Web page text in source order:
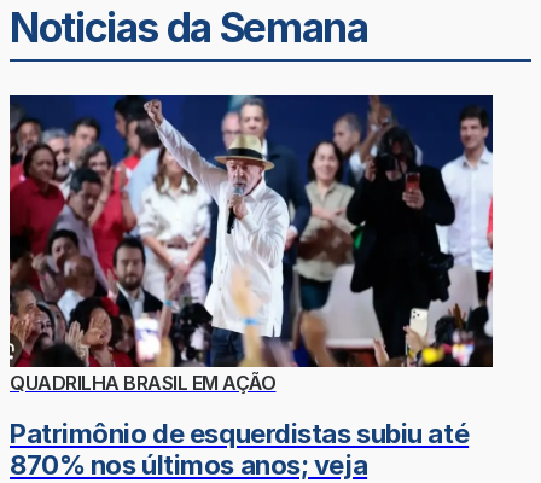
Noticias da Semana
QUADRILHA BRASIL EM AÇÃO
Patrimônio de esquerdistas subiu até
870% nos últimos anos; veja